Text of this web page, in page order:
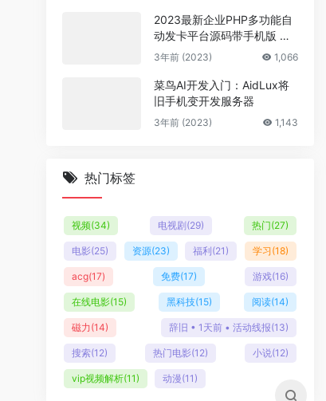
2023最新企业PHP多功能自
动发卡平台源码带手机版 带
多套商户模板
3年前 (2023) 1,066
菜鸟AI开发入门：AidLux将
旧手机变开发服务器
3年前 (2023) 1,143
热门标签
视频(34) 电视剧(29) 热门(27)
电影(25) 资源(23) 福利(21) 学习(18)
acg(17) 免费(17) 游戏(16)
在线电影(15) 黑科技(15) 阅读(14)
磁力(14) 辞旧 • 1天前 • 活动线报(13)
搜索(12) 热门电影(12) 小说(12)
vip视频解析(11) 动漫(11)